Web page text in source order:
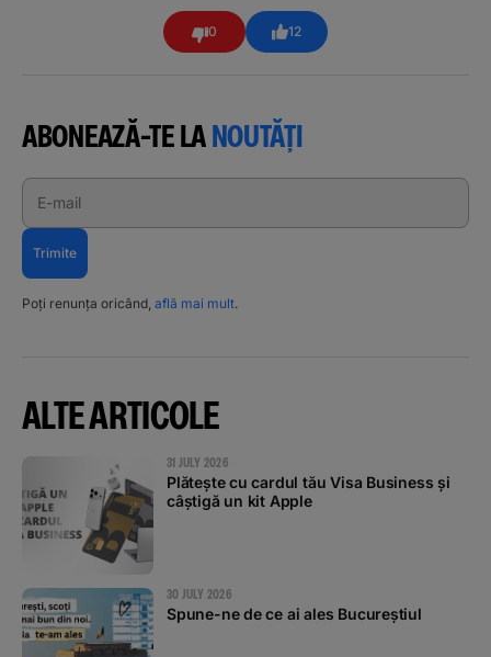
0 12
ABONEAZĂ-TE LANOUTĂȚI
E-mail
Trimite
Poți renunța oricând, află mai mult.
ALTE ARTICOLE
31 JULY 2026
Plătește cu cardul tău Visa Business și
câștigă un kit Apple
30 JULY 2026
Spune-ne de ce ai ales Bucureștiul